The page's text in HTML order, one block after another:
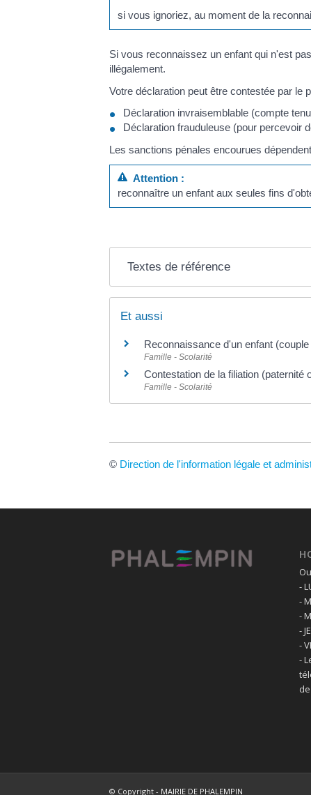
si vous ignoriez, au moment de la
Si vous reconnaissez un enfant qui n'est
illégalement.
Votre déclaration peut être contestée par le
Déclaration invraisemblable (compte
Déclaration frauduleuse (pour percevoir
Les sanctions pénales encourues
Attention :
reconnaître un enfant aux seules fins
Textes de référence
Et aussi
Reconnaissance d'un enfant
Famille - Scolarité
Contestation de la filiation (paternité
Famille - Scolarité
© Direction de l'information légale et
-
-
-
-
-
-
© Copyright - MAIRIE DE PHALEMPIN